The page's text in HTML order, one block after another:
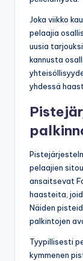
Joka viikko
pelaajia
uusia
kannusta
yhdessä
pelaajien
ansaitsevat
haasteita,
Näiden
palkintojen
Tyypillisesti
kymmenen